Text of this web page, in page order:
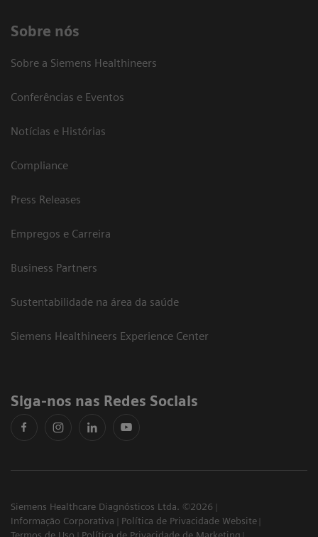
Sobre nós
Sobre a Siemens Healthineers
Conferências e Eventos
Notícias e Histórias
Compliance
Press Releases
Empregos e Carreira
Business Partners
Sustentabilidade na área da saúde
Siemens Healthineers Experience Center
Siga-nos nas Redes Sociais
Siemens Healthcare Diagnósticos Ltda. ©2026
Informação Corporativa
Política de Privacidade Website